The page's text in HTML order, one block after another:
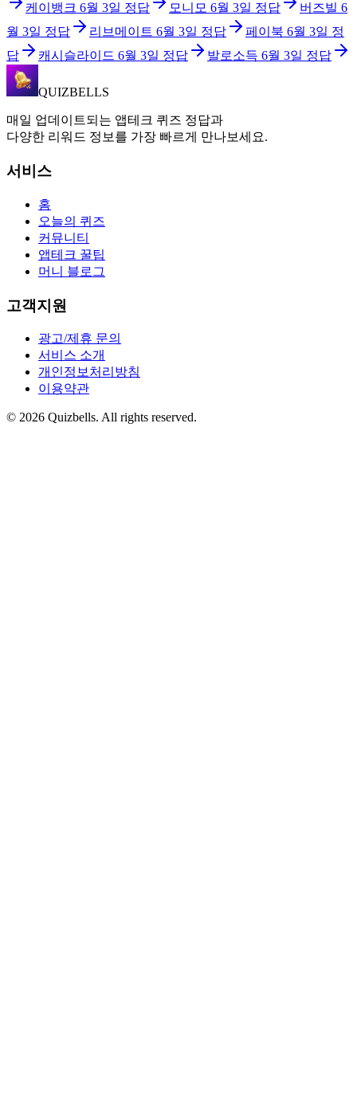
케이뱅크 6월 3일 정답 모니모 6월 3일 정답 버즈빌 6
월 3일 정답 리브메이트 6월 3일 정답 페이북 6월 3일 정
답
캐시슬라이드 6월 3일 정답 발로소득 6월 3일 정답
QUIZBELLS
매일 업데이트되는 앱테크 퀴즈 정답과
다양한 리워드 정보를 가장 빠르게 만나보세요.
서비스
홈
오늘의 퀴즈
커뮤니티
앱테크 꿀팁
머니 블로그
고객지원
광고/제휴 문의
서비스 소개
개인정보처리방침
이용약관
© 2026 Quizbells. All rights reserved.